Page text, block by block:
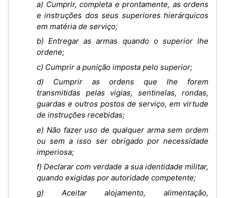
a) Cumprir, completa e prontamente, as ordens
e instruções dos seus superiores hierárquicos
em matéria de serviço;
b) Entregar as armas quando o superior lhe
ordene;
c) Cumprir a punição imposta pelo superior;
d) Cumprir as ordens que lhe forem
transmitidas pelas vigias, sentinelas, rondas,
guardas e outros postos de serviço, em virtude
de instruções recebidas;
e) Não fazer uso de qualquer arma sem ordem
ou sem a isso ser obrigado por necessidade
imperiosa;
f) Declarar com verdade a sua identidade militar,
quando exigidas por autoridade competente;
g) Aceitar alojamento, alimentação,